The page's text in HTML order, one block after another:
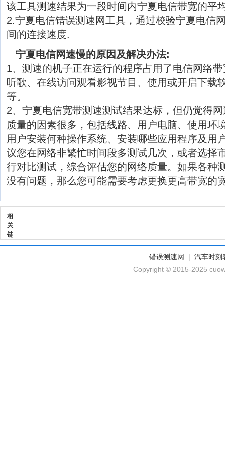
该工具测速结果为一段时间内宁夏电信带宽的平
2.宁夏电信错误测速网工具，通过校验宁夏电信
间的连接速度.
宁夏电信网速慢的原因及解决办法:
1、测速的机子正在运行的程序占用了电信网络
听歌、在线访问观看影视节目、使用或开启下载
等。
2、宁夏电信宽带测速测试结果达标，但仍觉得
质量的因素很多，包括线路、用户电脑、使用环
用户安装何种操作系统、安装哪些应用程序及用
议您在网络非繁忙时间段多测试几次，或者选择
行对比测试，综合评估您的网络质量。如果各种
没有问题，那么您可能需要考虑更换更高带宽的
相
关
链
错误测速网 | 汽车时刻
Copyright © 2015-2025